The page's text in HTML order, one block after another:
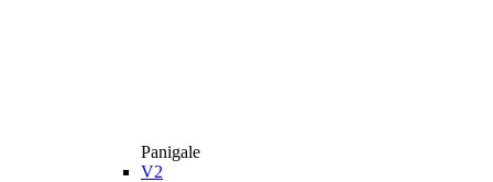
Panigale
V2